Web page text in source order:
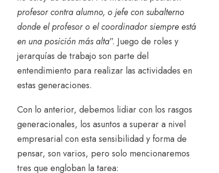
profesor contra alumno, o jefe con subalterno
donde el profesor o el coordinador siempre está
en una posición más alta”. Juego de roles y
jerarquías de trabajo son parte del
entendimiento para realizar las actividades en
estas generaciones.
Con lo anterior, debemos lidiar con los rasgos
generacionales, los asuntos a superar a nivel
empresarial con esta sensibilidad y forma de
pensar, son varios, pero solo mencionaremos
tres que engloban la tarea: